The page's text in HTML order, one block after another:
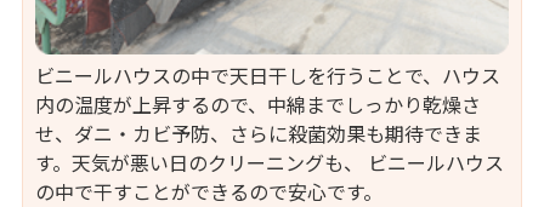
ビニールハウスの中で天日干しを行うことで、ハウス
内の温度が上昇するので、中綿までしっかり乾燥さ
せ、ダニ・カビ予防、さらに殺菌効果も期待できま
す。天気が悪い日のクリーニングも、 ビニールハウス
の中で干すことができるので安心です。